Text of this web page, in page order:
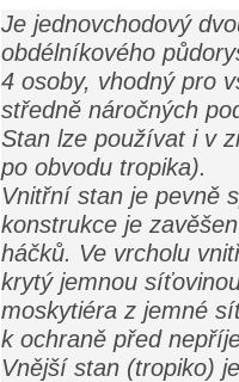
Je jednovchodový
obdélníkového
4 osoby, vhodný pro
středně náročných
Stan lze používat i v
po obvodu tropika).
Vnitřní stan je pevně
konstrukce je
háčků. Ve vrcholu
krytý jemnou
moskytiéra z jemné
k ochraně před
Vnější stan (tropiko)